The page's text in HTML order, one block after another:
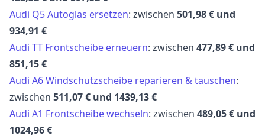
Audi Q5 Autoglas ersetzen: zwischen 501,98 € und
934,91 €
Audi TT Frontscheibe erneuern: zwischen 477,89 € und
851,15 €
Audi A6 Windschutzscheibe reparieren & tauschen:
zwischen 511,07 € und 1439,13 €
Audi A1 Frontscheibe wechseln: zwischen 489,05 € und
1024,96 €